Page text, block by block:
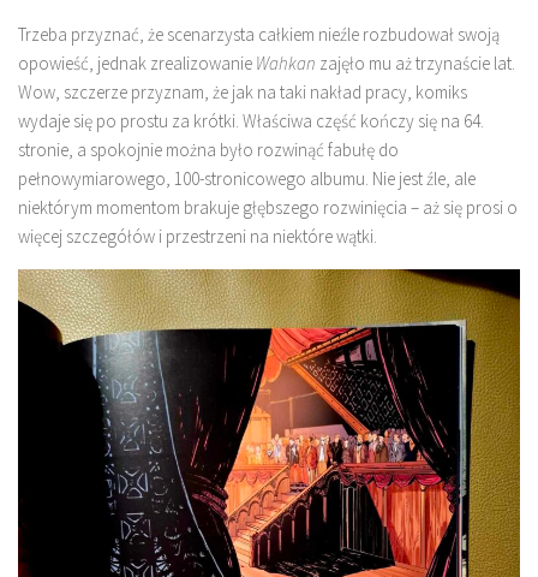
Trzeba przyznać, że scenarzysta całkiem nieźle rozbudował swoją
opowieść, jednak zrealizowanie Wahkan zajęło mu aż trzynaście lat.
Wow, szczerze przyznam, że jak na taki nakład pracy, komiks
wydaje się po prostu za krótki. Właściwa część kończy się na 64.
stronie, a spokojnie można było rozwinąć fabułę do
pełnowymiarowego, 100-stronicowego albumu. Nie jest źle, ale
niektórym momentom brakuje głębszego rozwinięcia – aż się prosi o
więcej szczegółów i przestrzeni na niektóre wątki.